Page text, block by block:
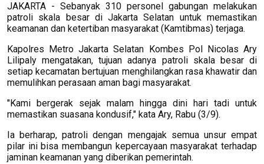
JAKARTA - Sebanyak 310 personel gabungan melakukan
patroli skala besar di Jakarta Selatan untuk memastikan
keamanan dan ketertiban masyarakat (Kamtibmas) terjaga.
Kapolres Metro Jakarta Selatan Kombes Pol Nicolas Ary
Lilipaly mengatakan, tujuan adanya patroli skala besar di
setiap kecamatan bertujuan menghilangkan rasa khawatir dan
memulihkan perasaan aman bagi masyarakat.
"Kami bergerak sejak malam hingga dini hari tadi untuk
memastikan suasana kondusif," kata Ary, Rabu (3/9).
Ia berharap, patroli dengan mengajak semua unsur empat
pilar ini bisa membangun kepercayaan masyarakat terhadap
jaminan keamanan yang diberikan pemerintah.